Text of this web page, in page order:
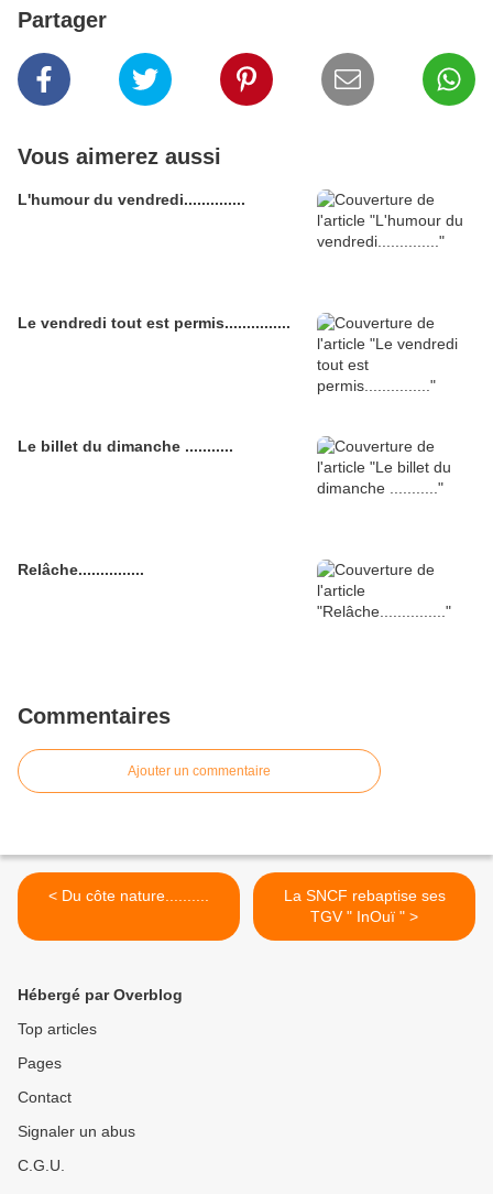
Partager
Vous aimerez aussi
L'humour du vendredi..............
Le vendredi tout est permis...............
Le billet du dimanche ...........
Relâche...............
Commentaires
Ajouter un commentaire
< Du côte nature..........
La SNCF rebaptise ses
TGV " InOuï " >
Hébergé par Overblog
Top articles
Pages
Contact
Signaler un abus
C.G.U.